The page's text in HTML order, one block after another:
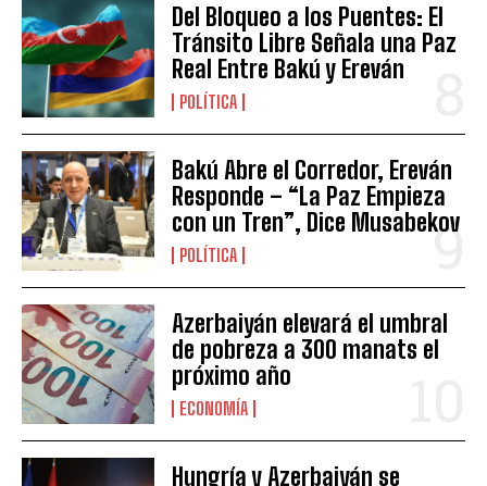
Del Bloqueo a los Puentes: El
Tránsito Libre Señala una Paz
Real Entre Bakú y Ereván
POLÍTICA
Bakú Abre el Corredor, Ereván
Responde – “La Paz Empieza
con un Tren”, Dice Musabekov
POLÍTICA
Azerbaiyán elevará el umbral
de pobreza a 300 manats el
próximo año
ECONOMÍA
Hungría y Azerbaiyán se